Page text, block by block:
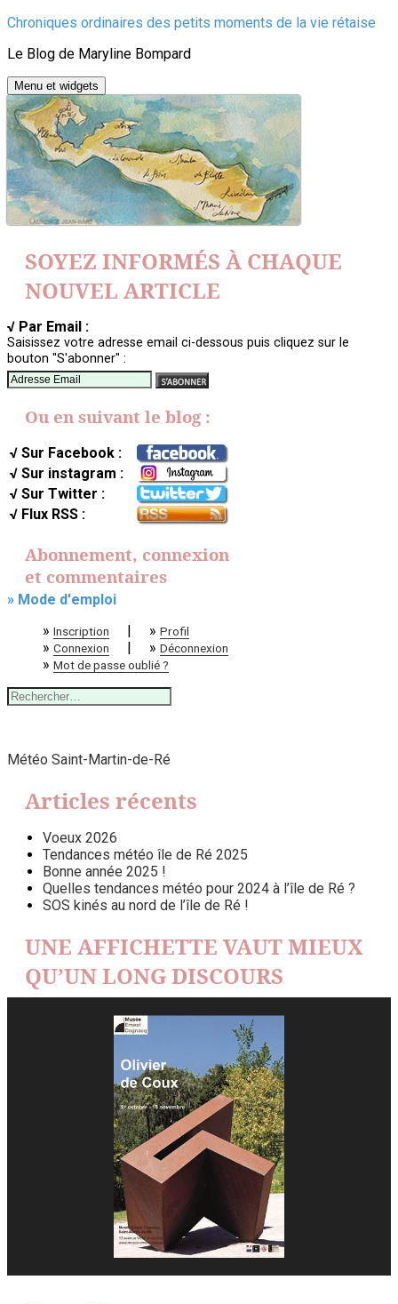
Aller
contenu
Chroniques ordinaires des petits moments de la vie rétaise
Le Blog de Maryline Bompard
Menu et widgets
SOYEZ INFORMÉS À CHAQUE
NOUVEL ARTICLE
√ Par Email :
Saisissez votre adresse email ci-dessous puis cliquez sur le
bouton "S'abonner" :
Ou en suivant le blog :
√ Sur Facebook :
√ Sur instagram :
√ Sur Twitter :
√ Flux RSS :
Abonnement, connexion
et commentaires
» Mode d'emploi
» Inscription | » Profil
» Connexion | » Déconnexion
» Mot de passe oublié ?
Rechercher :
Météo Saint-Martin-de-Ré
Articles récents
Voeux 2026
Tendances météo île de Ré 2025
Bonne année 2025 !
Quelles tendances météo pour 2024 à l’île de Ré ?
SOS kinés au nord de l’île de Ré !
UNE AFFICHETTE VAUT MIEUX
QU’UN LONG DISCOURS